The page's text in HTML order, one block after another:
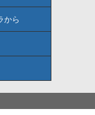
から